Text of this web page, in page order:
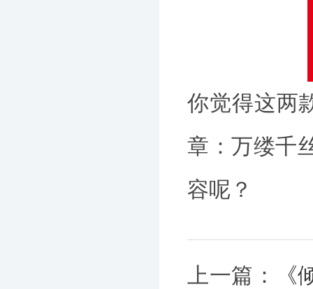
你觉得这两
章：万缕千
容呢？
上一篇：